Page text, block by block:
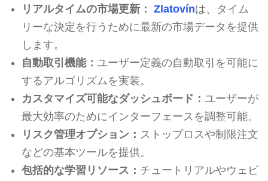
リアルタイムの市場更新： Zlatovínは、タイム
リーな決定を行うために最新の市場データを提供
します。
自動取引機能： ユーザー定義の自動取引を可能に
するアルゴリズムを実装。
カスタマイズ可能なダッシュボード： ユーザーが
最大効率のためにインターフェースを調整可能。
リスク管理オプション： ストップロスや制限注文
などの基本ツールを提供。
包括的な学習リソース： チュートリアルやウェビ